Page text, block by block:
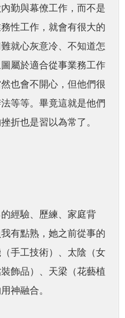
勤與幕僚工作，而不是
性工作，就會有很大的
就心灰意冷、不知道怎
屬於適合從事業務工作
也會不開心，但他們很
等等。畢竟這就是他們
折也是習以為常了。
經驗、歷練、家庭背
有點熟，她之前從事的
手工技術）、太陰（女
飾品）、天梁（花藝植
神融合。